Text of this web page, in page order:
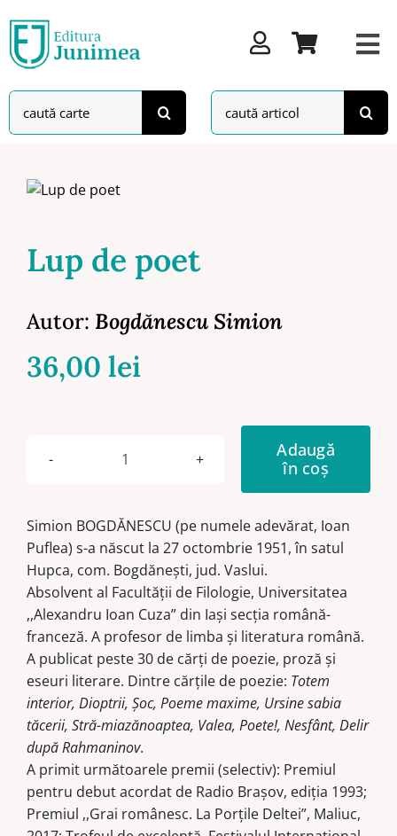
to
content
Search
for:
Search
for:
Lup de poet
Autor: Bogdănescu Simion
36,00 lei
Cantitate
poet
Adaugă
în coș
Simion BOGDĂNESCU (pe numele adevărat, Ioan
Puflea) s-a născut la 27 octombrie 1951, în satul
Hupca, com. Bogdăneşti, jud. Vaslui.
Absolvent al Facultăţii de Filologie, Universitatea
,,Alexandru Ioan Cuza” din Iaşi secţia română-
franceză. A profesor de limba şi literatura română.
A publicat peste 30 de cărţi de poezie, proză şi
eseuri literare. Dintre cărţile de poezie: Totem
interior, Dioptrii, Şoc, Poeme maxime, Ursine sabia
tăcerii, Stră-miazănoaptea, Valea, Poete!, Nesfânt, Delir
după Rahmaninov.
A primit următoarele premii (selectiv): Premiul
pentru debut acordat de Radio Braşov, ediţia 1993;
Premiul ,,Grai românesc. La Porţile Deltei”, Maliuc,